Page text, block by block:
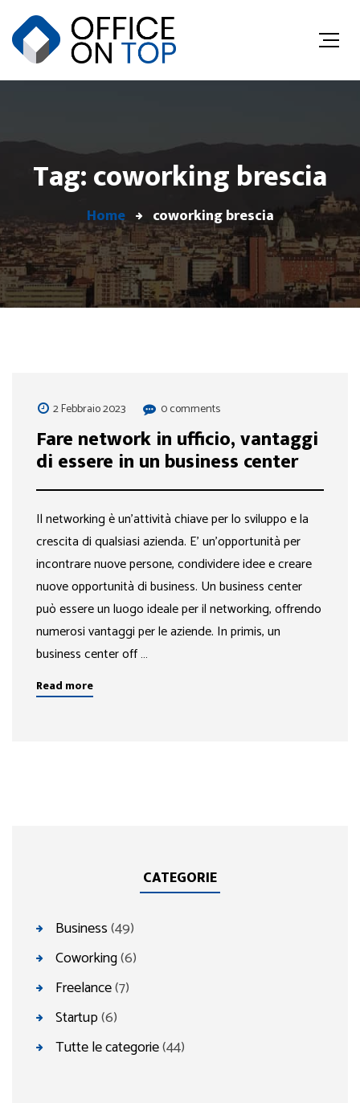
Tag: coworking brescia
Home coworking brescia
2 Febbraio 2023 0 comments
Fare network in ufficio, vantaggi
di essere in un business center
Il networking è un’attività chiave per lo sviluppo e la
crescita di qualsiasi azienda. E’ un’opportunità per
incontrare nuove persone, condividere idee e creare
nuove opportunità di business. Un business center
può essere un luogo ideale per il networking, offrendo
numerosi vantaggi per le aziende. In primis, un
business center off …
Read more
CATEGORIE
Business(49)
Coworking(6)
Freelance(7)
Startup(6)
Tutte le categorie(44)